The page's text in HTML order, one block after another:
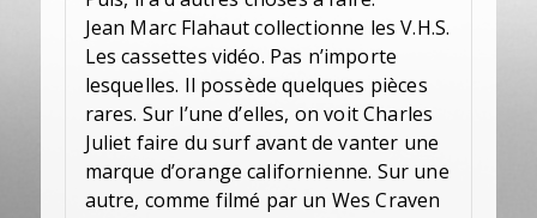
Jean Marc Flahaut collectionne les V.H.S.
Les cassettes vidéo. Pas n’importe
lesquelles. Il possède quelques pièces
rares. Sur l’une d’elles, on voit Charles
Juliet faire du surf avant de vanter une
marque d’orange californienne. Sur une
autre, comme filmé par un Wes Craven